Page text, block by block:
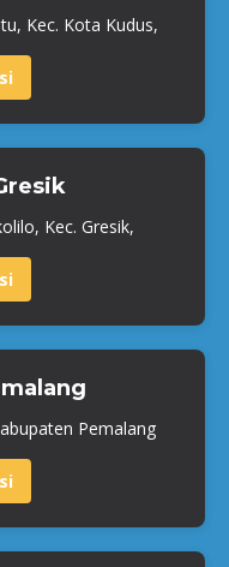
Kec. Kota Kudus,
Kec. Gresik,
Pemalang